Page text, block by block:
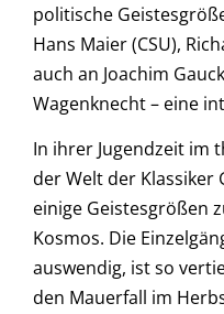
politische
Hans Maier (CSU),
auch an Joachim
Wagenknecht – eine
In ihrer Jugendzeit im
der Welt der Klassiker
einige Geistesgrößen
Kosmos. Die
auswendig, ist so
den Mauerfall im